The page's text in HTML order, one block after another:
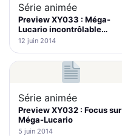
Série animée
Preview XY033 : Méga-
Lucario incontrôlable…
12 juin 2014
Série animée
Preview XY032 : Focus sur
Méga-Lucario
5 juin 2014